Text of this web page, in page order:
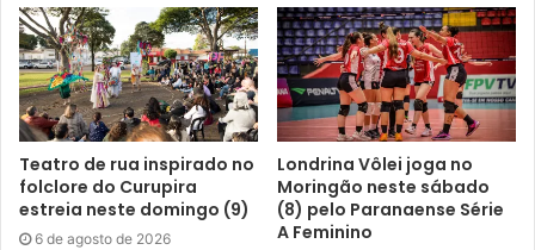
(PUC), desta vez para realizar palestras sobre direção
defensiva no trânsito, dentro da programação da
Comissão Interna de Prevenção de Acidentes (CIPA)
daquela instituição. A primeira sessão será na segunda-
feira (17), às 10 horas; e a segunda na quarta-feira (19), às
16 horas.
Teatro de rua inspirado no
folclore do Curupira
estreia neste domingo (9)
6 de agosto de 2026
Londrina Vôlei joga no
Moringão neste sábado
(8) pelo Paranaense Série
A Feminino